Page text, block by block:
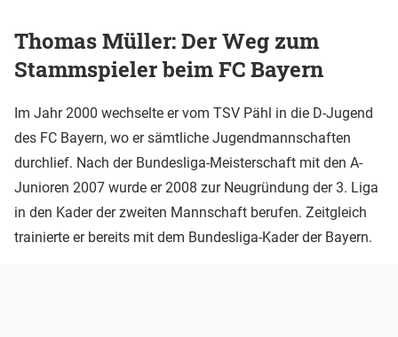
Thomas Müller: Der Weg zum
Stammspieler beim FC Bayern
Im Jahr 2000 wechselte er vom TSV Pähl in die D-Jugend
des FC Bayern, wo er sämtliche Jugendmannschaften
durchlief. Nach der Bundesliga-Meisterschaft mit den A-
Junioren 2007 wurde er 2008 zur Neugründung der 3. Liga
in den Kader der zweiten Mannschaft berufen. Zeitgleich
trainierte er bereits mit dem Bundesliga-Kader der Bayern.